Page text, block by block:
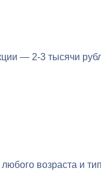
— 2-3 тысячи
возраста и